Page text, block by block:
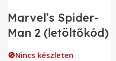
Marvel’s Spider-
Man 2 (letöltőkód)
🚫Nincs készleten